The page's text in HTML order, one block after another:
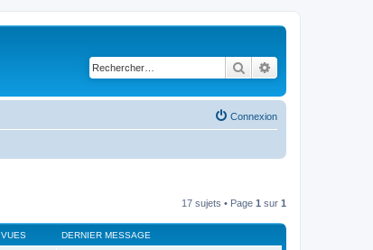
Rechercher
Connexion
17 sujets • Page 1 sur 1
VUES DERNIER MESSAGE